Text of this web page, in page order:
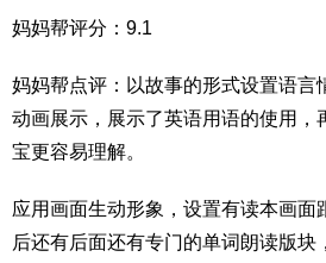
妈妈帮评分：9.1
妈妈帮点评：以故事的形式设置语言
动画展示，展示了英语用语的使用，
宝更容易理解。
应用画面生动形象，设置有读本画面
后还有后面还有专门的单词朗读版块